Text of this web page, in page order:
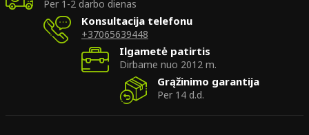
Per 1-2 darbo dienas
Konsultacija telefonu
+37065639448
Ilgametė patirtis
Dirbame nuo 2012 m.
Grąžinimo garantija
Per 14 d.d.